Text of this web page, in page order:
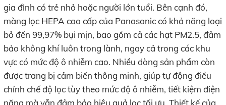
gia đình có trẻ nhỏ hoặc người lớn tuổi. Bên cạnh đó,
màng lọc HEPA cao cấp của Panasonic có khả năng loại
bỏ đến 99,97% bụi mịn, bao gồm cả các hạt PM2.5, đảm
bảo không khí luôn trong lành, ngay cả trong các khu
vực có mức độ ô nhiễm cao. Nhiều dòng sản phẩm còn
được trang bị cảm biến thông minh, giúp tự động điều
chỉnh chế độ lọc tùy theo mức độ ô nhiễm, tiết kiệm điện